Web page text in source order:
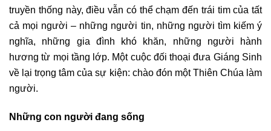
truyền thống này, điều vẫn có thể chạm đến trái tim của tất
cả mọi người – những người tin, những người tìm kiếm ý
nghĩa, những gia đình khó khăn, những người hành
hương từ mọi tầng lớp. Một cuộc đối thoại đưa Giáng Sinh
về lại trọng tâm của sự kiện: chào đón một Thiên Chúa làm
người.
Những con người đang sống